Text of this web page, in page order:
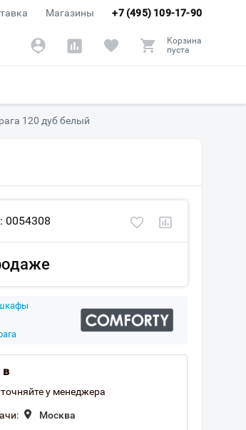
+7 (495) 109-17-90
Магазины
Корзина
пуста
120 дуб белый
0054308
в
у менеджера
Москва